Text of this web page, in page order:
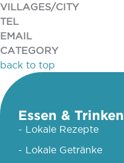
VILLAGES/CITY
TEL
EMAIL
CATEGORY
back to top
Essen & Trinken
- Lokale Rezepte
- Lokale Getränke